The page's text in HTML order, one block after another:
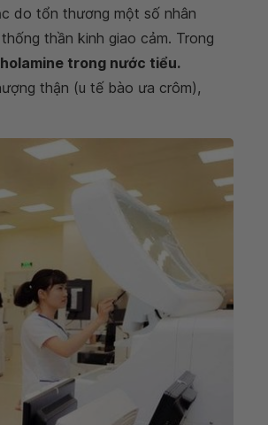
do tổn thương một số nhân
thần kinh giao cảm. Trong
trong nước tiểu.
thận (u tế bào ưa crôm),